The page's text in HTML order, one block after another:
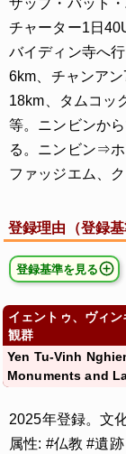
チャーター1日
バイディン寺へ
6km、チャンア
18km、タムコッ
等。ニンビンか
る。ニンビン⇒
ファッジエム、
登録理由（登録
登録基準を見る
イェントゥ、ヴィ
観群
Yen Tu-Vinh
Monuments and
2025年登録。文
属性: #仏教 #遺跡